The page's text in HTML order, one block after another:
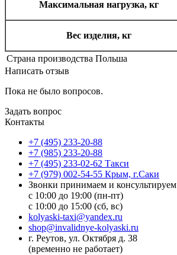
Максимальная нагрузка, кг
Вес изделия, кг
Страна производства Польша
Написать отзыв
Пока не было вопросов.
Задать вопрос
Контакты
+7 (495) 233-20-88
+7 (985) 233-20-88
+7 (495) 233-02-62 Такси
+7 (979) 002-54-55 Крым, г.Саки
Звонки принимаем и консультируем
с 10:00 до 19:00 (пн-пт)
с 10:00 до 15:00 (сб, вс)
kolyaski-taxi@yandex.ru
shop@invalidnye-kolyaski.ru
г. Реутов, ул. Октября д. 38
(временно не работает)